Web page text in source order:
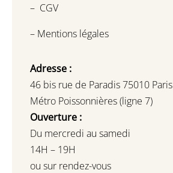
– CGV
– Mentions légales
Adresse :
46 bis rue de Paradis 75010 Paris
Métro Poissonnières (ligne 7)
Ouverture :
Du mercredi au samedi
14H – 19H
ou sur rendez-vous